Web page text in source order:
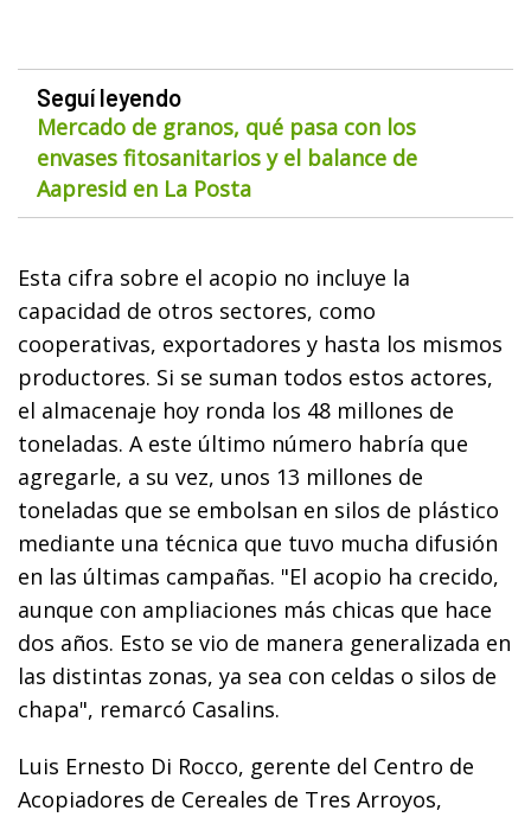
Seguí leyendo
Mercado de granos, qué pasa con los
envases fitosanitarios y el balance de
Aapresid en La Posta
Esta cifra sobre el acopio no incluye la
capacidad de otros sectores, como
cooperativas, exportadores y hasta los mismos
productores. Si se suman todos estos actores,
el almacenaje hoy ronda los 48 millones de
toneladas. A este último número habría que
agregarle, a su vez, unos 13 millones de
toneladas que se embolsan en silos de plástico
mediante una técnica que tuvo mucha difusión
en las últimas campañas. "El acopio ha crecido,
aunque con ampliaciones más chicas que hace
dos años. Esto se vio de manera generalizada en
las distintas zonas, ya sea con celdas o silos de
chapa", remarcó Casalins.
Luis Ernesto Di Rocco, gerente del Centro de
Acopiadores de Cereales de Tres Arroyos,